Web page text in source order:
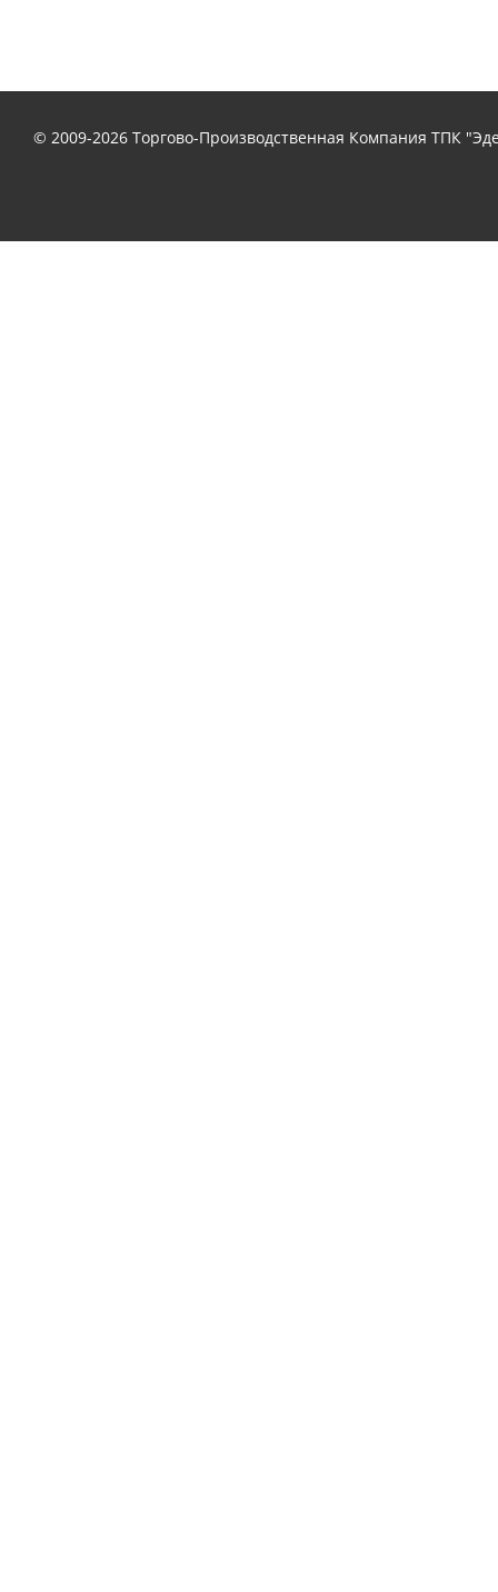
© 2009-2026 Торгово-Производственная Компания ТПК